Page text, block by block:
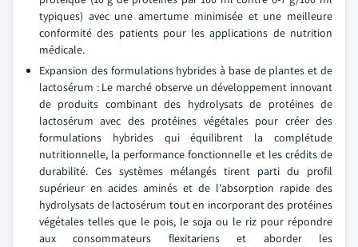
typiques) avec une amertume minimisée et une meilleure
conformité des patients pour les applications de nutrition
médicale.
Expansion des formulations hybrides à base de plantes et de
lactosérum : Le marché observe un développement innovant
de produits combinant des hydrolysats de protéines de
lactosérum avec des protéines végétales pour créer des
formulations hybrides qui équilibrent la complétude
nutritionnelle, la performance fonctionnelle et les crédits de
durabilité. Ces systèmes mélangés tirent parti du profil
supérieur en acides aminés et de l'absorption rapide des
hydrolysats de lactosérum tout en incorporant des protéines
végétales telles que le pois, le soja ou le riz pour répondre
aux consommateurs flexitariens et aborder les